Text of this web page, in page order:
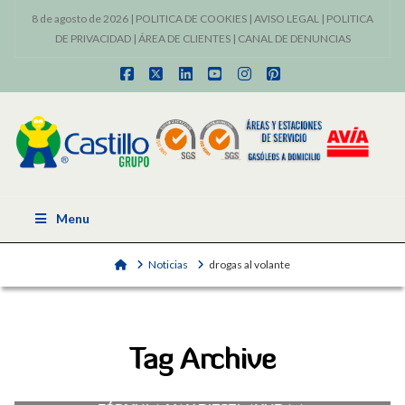
8 de agosto de 2026 | POLITICA DE COOKIES | AVISO LEGAL | POLITICA
DE PRIVACIDAD| ÁREA DE CLIENTES| CANAL DE DENUNCIAS
Facebook
X LinkedInYouTubeInstagram
Pinterest
Menu
HomeNoticias drogas al volante
Tag Archive